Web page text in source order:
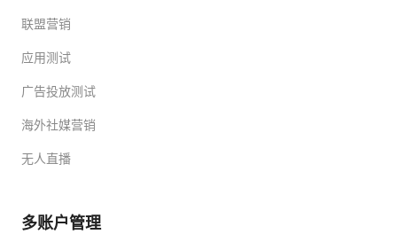
联盟营销
应用测试
广告投放测试
海外社媒营销
无人直播
多账户管理